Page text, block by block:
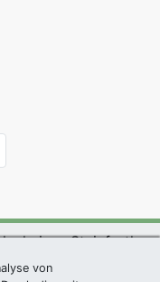
- Steinfurth
Wiki
von